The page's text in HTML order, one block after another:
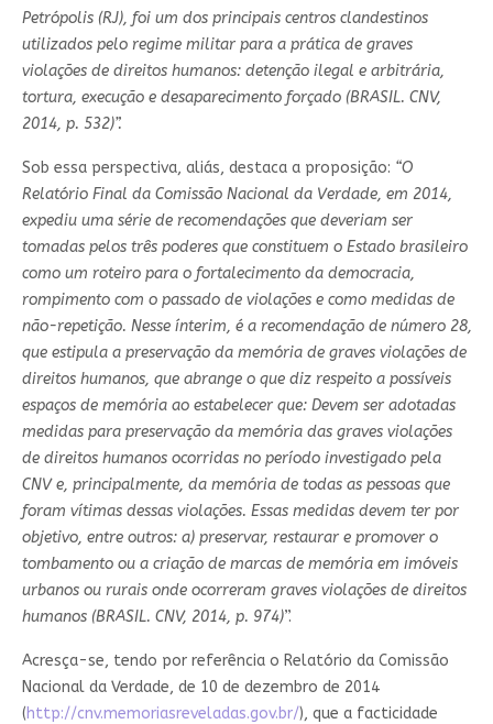
Petrópolis (RJ), foi um dos principais centros clandestinos
utilizados pelo regime militar para a prática de graves
violações de direitos humanos: detenção ilegal e arbitrária,
tortura, execução e desaparecimento forçado (BRASIL. CNV,
2014, p. 532)”.
Sob essa perspectiva, aliás, destaca a proposição: “O
Relatório Final da Comissão Nacional da Verdade, em 2014,
expediu uma série de recomendações que deveriam ser
tomadas pelos três poderes que constituem o Estado brasileiro
como um roteiro para o fortalecimento da democracia,
rompimento com o passado de violações e como medidas de
não-repetição. Nesse ínterim, é a recomendação de número 28,
que estipula a preservação da memória de graves violações de
direitos humanos, que abrange o que diz respeito a possíveis
espaços de memória ao estabelecer que: Devem ser adotadas
medidas para preservação da memória das graves violações
de direitos humanos ocorridas no período investigado pela
CNV e, principalmente, da memória de todas as pessoas que
foram vítimas dessas violações. Essas medidas devem ter por
objetivo, entre outros: a) preservar, restaurar e promover o
tombamento ou a criação de marcas de memória em imóveis
urbanos ou rurais onde ocorreram graves violações de direitos
humanos (BRASIL. CNV, 2014, p. 974)”.
Acresça-se, tendo por referência o Relatório da Comissão
Nacional da Verdade, de 10 de dezembro de 2014
(http://cnv.memoriasreveladas.gov.br/), que a facticidade